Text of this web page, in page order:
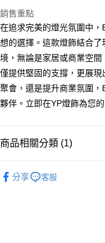
Google Pay
AFTEE先享後付
相關說明
【關於「AFTEE先享後付」】
AFTEE先享後付是「在收到
便利好安心！
３．安心：先確認商品／服務
１．於結帳方式選擇「AFTEE
付」結帳頁面，進行簡訊認證
ATM付款
每筆NT$180，滿
銷售重點
在追求完美的燈光氛圍中
想的選擇。這款燈飾結合
境，無論是家居或商業空
僅提供堅固的支撐，更展
聚會，還是提升商業氛圍
夥伴。立即在YP燈飾為您
商品相關分類 (1)
分享
客服